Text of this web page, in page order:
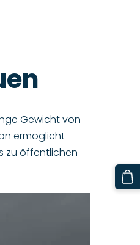
Gewicht von
ermöglicht
zu öffentlichen